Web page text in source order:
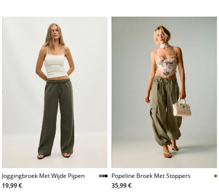
Joggingbroek Met Wijde Pijpen
19,99 €
Popeline Broek Met Stoppers
35,99 €